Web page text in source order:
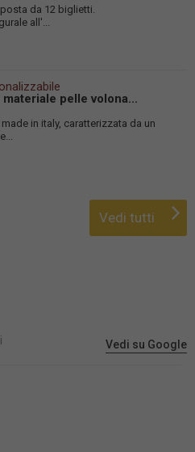
da 12 biglietti.
all'...
pelle volona...
in italy, caratterizzata da un
Vedi tutti
Vedi su Google